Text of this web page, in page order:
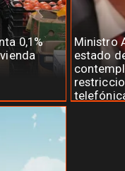
0,1%
Ministro
estado